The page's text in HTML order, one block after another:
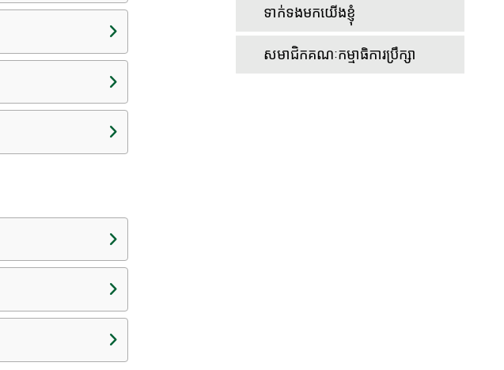
ទាក់ទងមកយើងខ្ញុំ
សមាជិកគណៈកម្មាធិការប្រឹក្សា